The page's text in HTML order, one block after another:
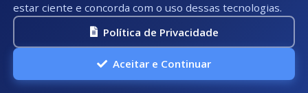
Número:
021/2024
Título:
Termo de Cessão de Uso nº21/2024
O presente TERMO tem por objeto a CESSÃO DE
MICRO TRATOR USADA, SEM NÚMERO DE SÉRIE,
estar ciente e concorda com o uso dessas tecnologias.
Política de Privacidade
Aceitar e Continuar